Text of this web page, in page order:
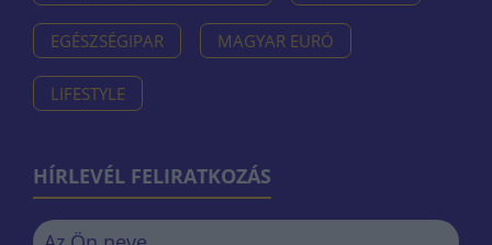
EGÉSZSÉGIPAR MAGYAR EURÓ
LIFESTYLE
HÍRLEVÉL FELIRATKOZÁS